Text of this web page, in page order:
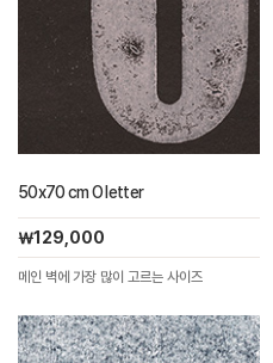
50x70 cm O letter
￦129,000
메인 벽에 가장 많이 고르는 사이즈